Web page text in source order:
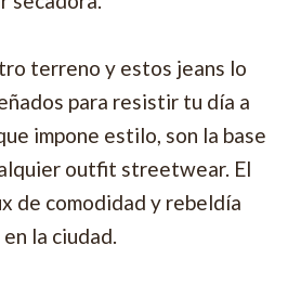
terreno y estos jeans lo
para resistir tu día a
impone estilo, son la base
outfit streetwear. El
de comodidad y rebeldía
la ciudad.